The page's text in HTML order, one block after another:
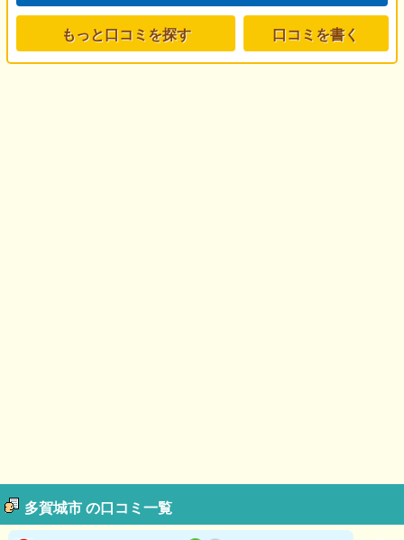
もっと口コミを探す 口コミを書く
多賀城市 の口コミ一覧